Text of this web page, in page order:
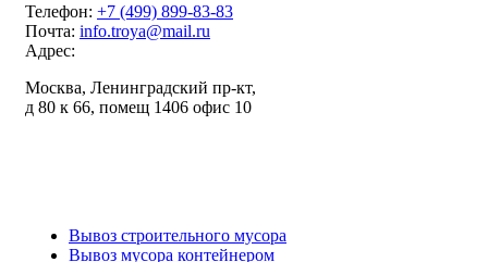
Телефон: +7 (499) 899-83-83
Почта: info.troya@mail.ru
Адрес:
Москва, Ленинградский пр-кт,
д 80 к 66, помещ 1406 офис 10
Вывоз строительного мусора
Вывоз мусора контейнером